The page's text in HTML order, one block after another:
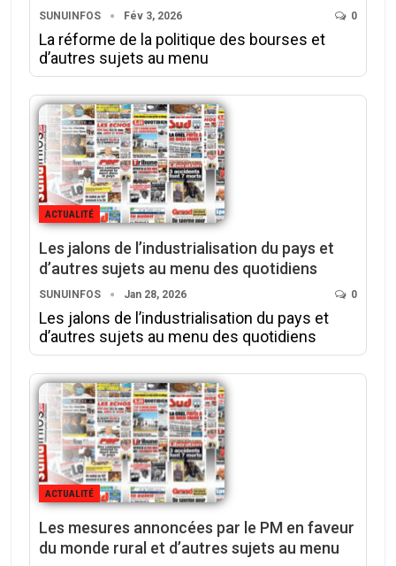
SUNUINFOS Fév 3, 2026 0
La réforme de la politique des bourses et
d’autres sujets au menu
ACTUALITÉ
Les jalons de l’industrialisation du pays et
d’autres sujets au menu des quotidiens
SUNUINFOS Jan 28, 2026 0
Les jalons de l’industrialisation du pays et
d’autres sujets au menu des quotidiens
ACTUALITÉ
Les mesures annoncées par le PM en faveur
du monde rural et d’autres sujets au menu